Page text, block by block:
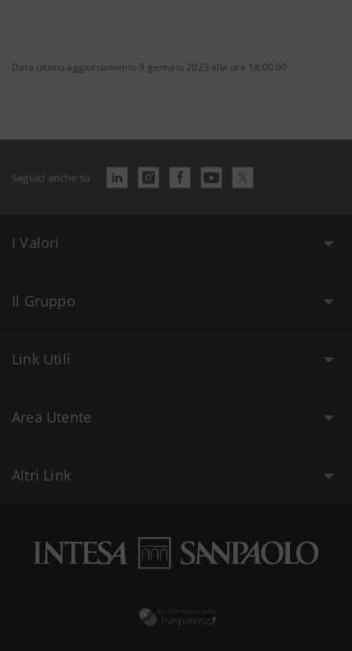
Data ultimo aggiornamento 9 gennaio 2023 alle ore 18:00:00
Seguici anche su
I Valori
Il Gruppo
Link Utili
Area Utente
Altri Link